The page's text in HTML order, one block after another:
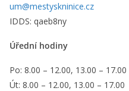
um@mestyskninice.cz
IDDS: qaeb8ny
Úřední hodiny
Po: 8.00 – 12.00, 13.00 – 17.00
Út: 8.00 – 12.00, 13.00 – 17.00